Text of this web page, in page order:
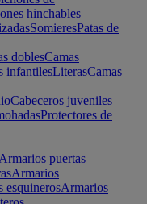
hinchables
SomieresPatas de
doblesCamas
infantilesLiterasCamas
Cabeceros juveniles
Protectores de
Armarios puertas
Armarios
esquinerosArmarios